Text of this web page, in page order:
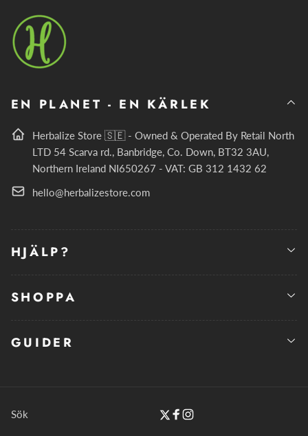
EN PLANET - EN KÄRLEK
Herbalize Store 🇸🇪 - Owned & Operated By Retail North
LTD 54 Scarva rd., Banbridge, Co. Down, BT32 3AU,
Northern Ireland NI650267 - VAT: GB 312 1432 62
hello@herbalizestore.com
HJÄLP?
SHOPPA
GUIDER
Sök
Twitter
Facebook
Instagram